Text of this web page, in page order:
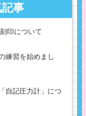
事
印について
練習を始めまし
自記圧力計」につ